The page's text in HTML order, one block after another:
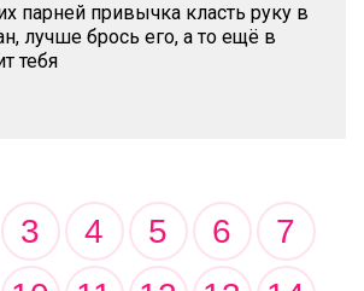
парней привычка класть руку в
лучше брось его, а то ещё в
тебя
3 4 5 6
7